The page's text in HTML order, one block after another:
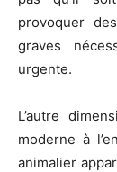
provoquer
graves
urgente.
L’autre
moderne à
animalier